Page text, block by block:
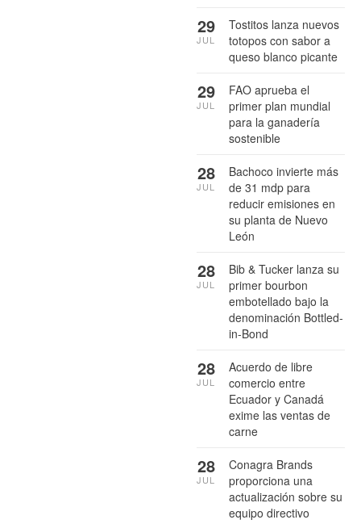
Tostitos lanza nuevos
totopos con sabor a
queso blanco picante
29
JUL
FAO aprueba el
primer plan mundial
para la ganadería
sostenible
29
JUL
Bachoco invierte más
de 31 mdp para
reducir emisiones en
su planta de Nuevo
León
28
JUL
Bib & Tucker lanza su
primer bourbon
embotellado bajo la
denominación Bottled-
in-Bond
28
JUL
Acuerdo de libre
comercio entre
Ecuador y Canadá
exime las ventas de
carne
28
JUL
Conagra Brands
proporciona una
actualización sobre su
equipo directivo
28
JUL